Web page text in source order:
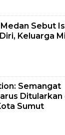
Sebut
Keluarga
Semangat
Ditularkan
Sumut